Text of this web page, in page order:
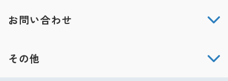
お問い合わせ
その他